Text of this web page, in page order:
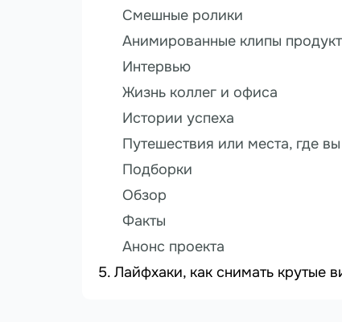
Смешные ролики
Анимированные клипы
Интервью
Жизнь коллег и офиса
Истории успеха
Путешествия или места, где
Подборки
Обзор
Факты
Анонс проекта
Лайфхаки, как снимать крутые